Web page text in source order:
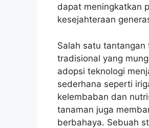
dapat meningkatkan
kesejahteraan
Salah satu tantangan
tradisional yang
adopsi teknologi
sederhana seperti
kelembaban dan
tanaman juga
berbahaya. Sebuah